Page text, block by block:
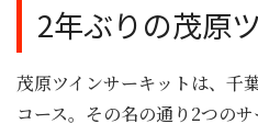
2年ぶりの茂原
茂原ツインサーキットは、千
コース。その名の通り2つの